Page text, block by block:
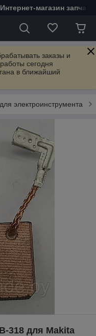
магазин
заказы и
сегодня
в ближайший
электроинструмента
318 для Makita